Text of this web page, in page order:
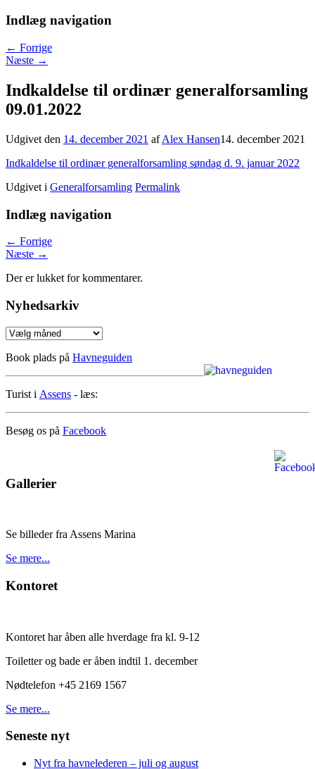
Indlæg navigation
← Forrige
Næste →
Indkaldelse til ordinær generalforsamling
09.01.2022
Udgivet den 14. december 2021 afAlex Hansen14. december 2021
Indkaldelse til ordinær generalforsamling søndag d. 9. januar 2022
Udgivet i Generalforsamling Permalink
Indlæg navigation
← Forrige
Næste →
Der er lukket for kommentarer.
Nyhedsarkiv
Nyhedsarkiv
Book plads på Havneguiden
Turist i Assens - læs:
Besøg os på Facebook
Gallerier
Se billeder fra Assens Marina
Se mere...
Kontoret
Kontoret har åben alle hverdage fra kl. 9-12
Toiletter og bade er åben indtil 1. december
Nødtelefon +45 2169 1567
Se mere...
Seneste nyt
Nyt fra havnelederen – juli og august